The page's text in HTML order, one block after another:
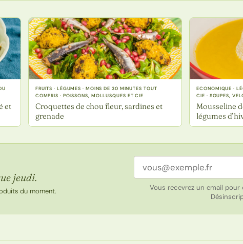
et
FRUITS · LÉGUMES · MOINS DE 30 MINUTES TOUT
COMPRIS · POISSONS, MOLLUSQUES ET CIE
Croquettes de chou fleur, sardines et
grenade
ECONOMIQUE ·
CIE · SOUPES,
Mousseline
légumes
jeudi.
du moment.
Adresse email
Vous recevrez un email